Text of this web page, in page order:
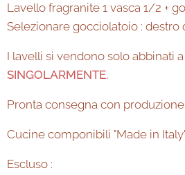
Lavello fragranite 1 vasca 1/2 +
Selezionare gocciolatoio : destro
I lavelli si vendono solo abbinati
SINGOLARMENTE.
Pronta consegna con produzione
Cucine componibili "Made in
Escluso :